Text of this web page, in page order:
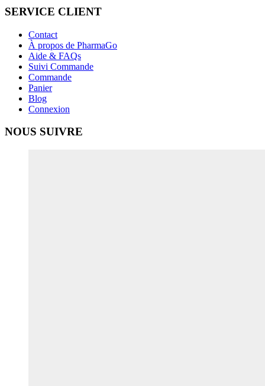
SERVICE CLIENT
Contact
À propos de PharmaGo
Aide & FAQs
Suivi Commande
Commande
Panier
Blog
Connexion
NOUS SUIVRE